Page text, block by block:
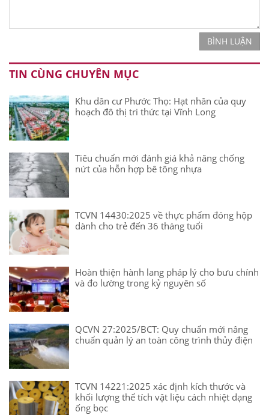
BÌNH LUẬN
TIN CÙNG CHUYÊN MỤC
Khu dân cư Phước Thọ: Hạt nhân của quy
hoạch đô thị tri thức tại Vĩnh Long
Tiêu chuẩn mới đánh giá khả năng chống
nứt của hỗn hợp bê tông nhựa
TCVN 14430:2025 về thực phẩm đóng hộp
dành cho trẻ đến 36 tháng tuổi
Hoàn thiện hành lang pháp lý cho bưu chính
và đo lường trong kỷ nguyên số
QCVN 27:2025/BCT: Quy chuẩn mới nâng
chuẩn quản lý an toàn công trình thủy điện
TCVN 14221:2025 xác định kích thước và
khối lượng thể tích vật liệu cách nhiệt dạng
ống bọc